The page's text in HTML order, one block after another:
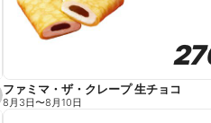
ファミマ・ザ・クレープ 生チョコ
8月3日〜8月10日